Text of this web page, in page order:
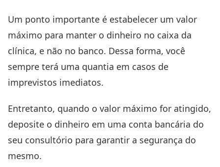
Um ponto importante é estabelecer um valor
máximo para manter o dinheiro no caixa da
clínica, e não no banco. Dessa forma, você
sempre terá uma quantia em casos de
imprevistos imediatos.
Entretanto, quando o valor máximo for atingido,
deposite o dinheiro em uma conta bancária do
seu consultório para garantir a segurança do
mesmo.